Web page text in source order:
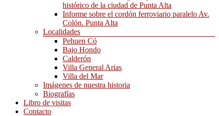
histórico de la ciudad de Punta Alta
Informe sobre el cordón ferroviario paralelo Av.
Colón. Punta Alta
Localidades
Pehuen Có
Bajo Hondo
Calderón
Villa General Arias
Villa del Mar
Imágenes de nuestra historia
Biografías
Libro de visitas
Contacto